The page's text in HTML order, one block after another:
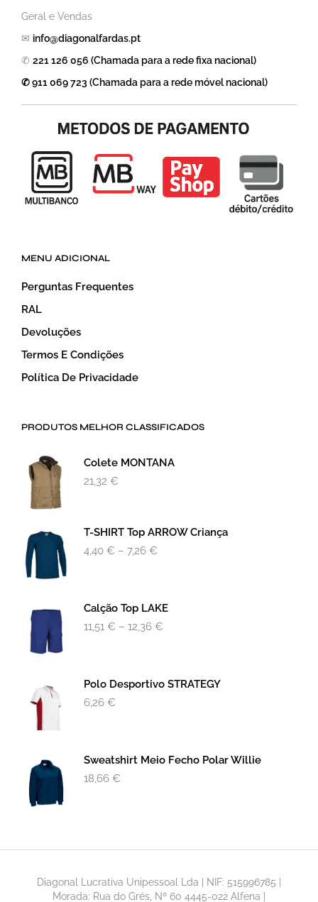
Geral e Vendas
✉ info@diagonalfardas.pt
✆ 221 126 056 (Chamada para a rede fixa nacional)
✆ 911 069 723 (Chamada para a rede móvel nacional)
MENU ADICIONAL
Perguntas Frequentes
RAL
Devoluções
Termos E Condições
Política De Privacidade
PRODUTOS MELHOR CLASSIFICADOS
Colete MONTANA
21,32 €
T-SHIRT Top ARROW Criança
4,40 € – 7,26 €
Calção Top LAKE
11,51 € – 12,36 €
Polo Desportivo STRATEGY
6,26 €
Sweatshirt Meio Fecho Polar Willie
18,66 €
Diagonal Lucrativa Unipessoal Lda | NIF: 515996785 |
Morada: Rua do Grés, Nº 60 4445-022 Alfena |